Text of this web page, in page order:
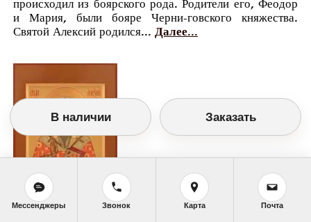
происходил из боярского рода. Родители его, Феодор
и Мария, были бояре Черни-говского княжества.
Святой Алексий родился... Далее...
В наличии Заказать
Мессенджеры Звонок Карта Почта